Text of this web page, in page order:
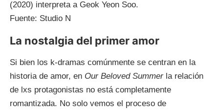
(2020) interpreta a Geok Yeon Soo.
Fuente: Studio N
La nostalgia del primer amor
Si bien los k-dramas comúnmente se centran en la
historia de amor, en Our Beloved Summerla relación
de lxs protagonistas no está completamente
romantizada. No solo vemos el proceso de